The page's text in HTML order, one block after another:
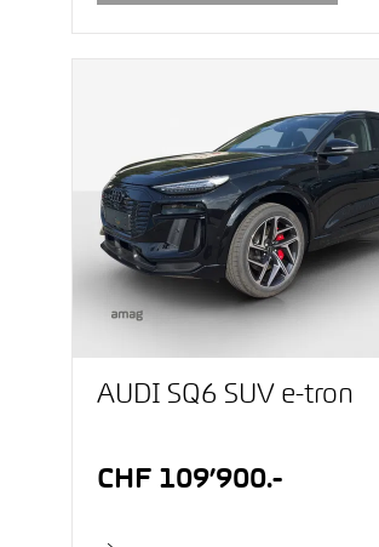
AUDI SQ6 SUV e-tron
CHF 109’900.-